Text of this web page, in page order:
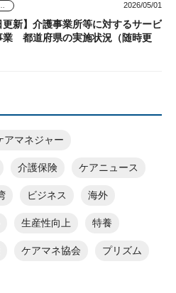
コンテンツ 2026/05/01
更新】介護事業所等に対するサービ
業 都道府県の実施状況（随時更
アマネジャー
介護保険 ケアニュース
ビジネス 海外
生産性向上 特養
ケアマネ協会 プリズム